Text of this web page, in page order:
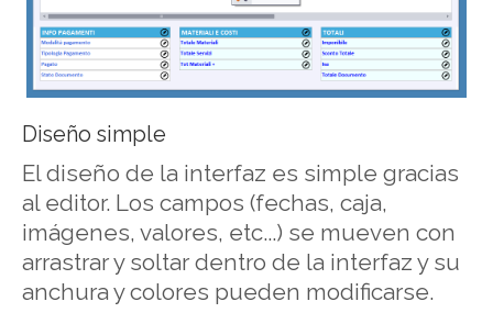
Diseño simple
El diseño de la interfaz es simple gracias
al editor. Los campos (fechas, caja,
imágenes, valores, etc...) se mueven con
arrastrar y soltar dentro de la interfaz y su
anchura y colores pueden modificarse.